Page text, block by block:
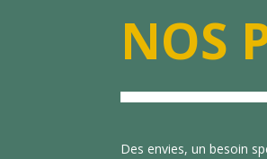
NOS
Des envies, un besoin